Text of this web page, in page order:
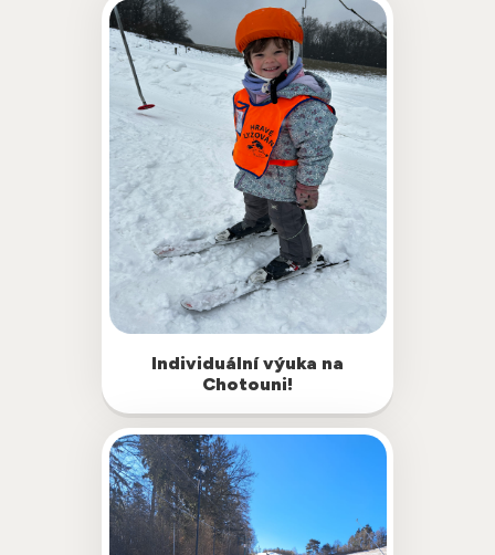
Individuální výuka na
Chotouni!
Skupinová výuka je super, ale občas to
chce začít hravě a individuálně! Nyní si